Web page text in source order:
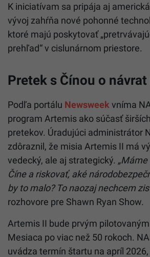
K iniciatívam sa pripája aj
vývoj zahŕňa nové pohonné
ktoré majú poskytovať
prehľad“ v cislunárnom priestore.
Pretek s Čínou o
Podľa portálu Newsweek vníma
program Artemis ako súčasť
pretekov. Úradujúci administrátor
zdôraznil, že misia Artemis II má
vedecký, ale aj strategický.
Číne a riskovať, aké
by to malo? To naozaj nechcem
rozhovore pre Shawn Ryan Show.
Artemis II bude prvým
Mesiaca po viac než 50 rokoch.
uvádza termín štartu na apríl